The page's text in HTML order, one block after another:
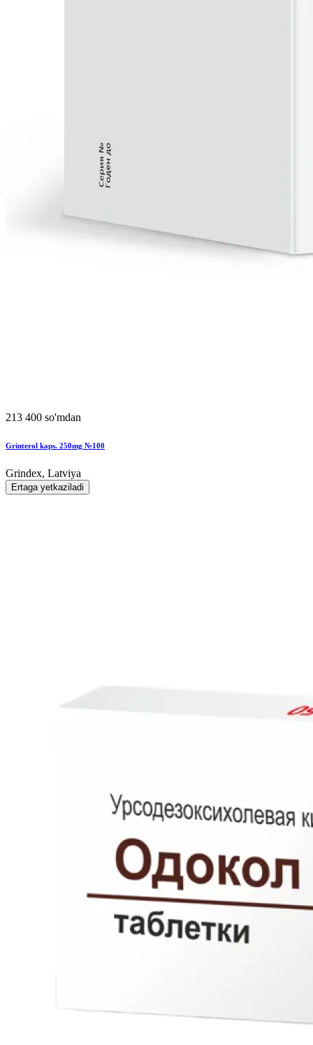
213 400 so'mdan
Grinterol kaps. 250mg №100
Grindex, Latviya
Ertaga yetkaziladi